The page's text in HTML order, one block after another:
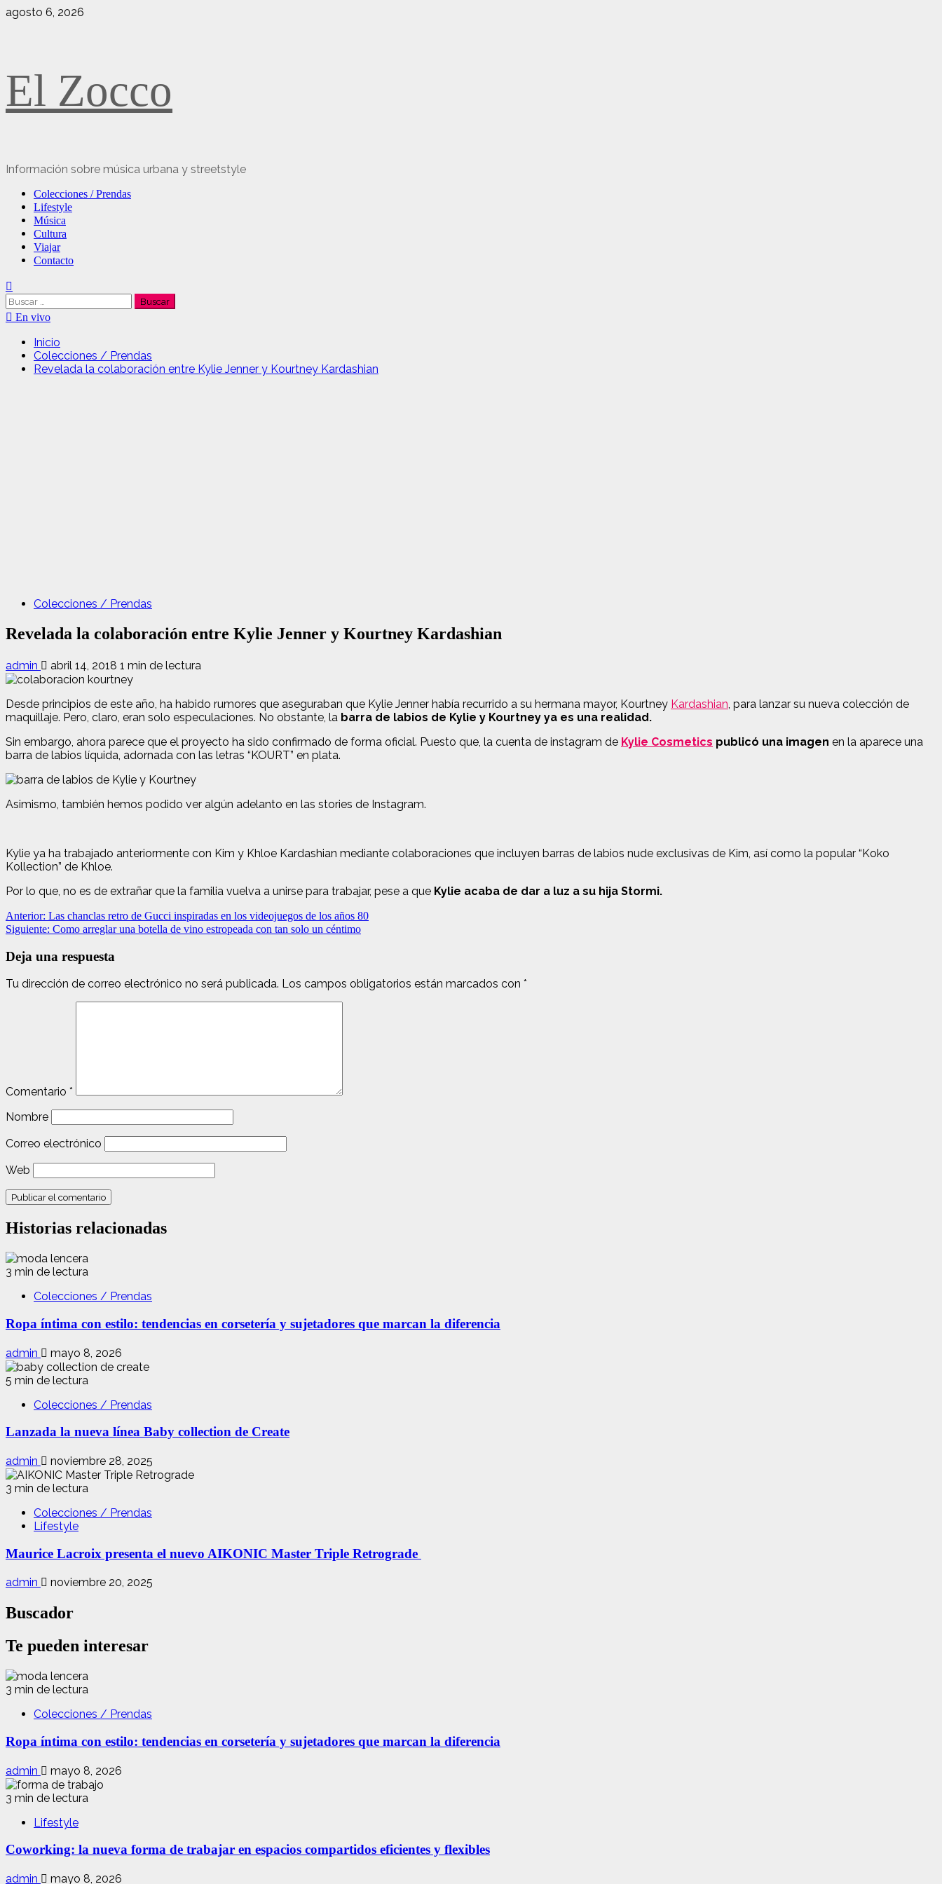
Saltar
agosto 6, 2026
El Zocco
Información sobre música urbana y streetstyle
Menú
principal
Colecciones / Prendas
Lifestyle
Música
Cultura
Viajar
Contacto
Buscar:
En vivo
Inicio
Colecciones / Prendas
Revelada la colaboración entre Kylie Jenner y Kourtney Kardashian
Colecciones / Prendas
Revelada la colaboración entre Kylie Jenner y Kourtney Kardashian
admin abril 14, 2018 1 min de lectura
Desde principios de este año, ha habido rumores que aseguraban que Kylie Jenner había recurrido a su hermana mayor, Kourtney Kardashian, para lanzar su nueva colección de
maquillaje. Pero, claro, eran solo especulaciones. No obstante, la barra de labios de Kylie y Kourtney ya es una realidad.
Sin embargo, ahora parece que el proyecto ha sido confirmado de forma oficial. Puesto que, la cuenta de instagram de Kylie Cosmetics publicó una imagen en la aparece una
barra de labios líquida, adornada con las letras “KOURT” en plata.
Asimismo, también hemos podido ver algún adelanto en las stories de Instagram.
Kylie ya ha trabajado anteriormente con Kim y Khloe Kardashian mediante colaboraciones que incluyen barras de labios nude exclusivas de Kim, así como la popular “Koko
Kollection” de Khloe.
Por lo que, no es de extrañar que la familia vuelva a unirse para trabajar, pese a que Kylie acaba de dar a luz a su hija Stormi.
Navegación
de
entradas
Anterior: Las chanclas retro de Gucci inspiradas en los videojuegos de los años 80
Siguiente: Como arreglar una botella de vino estropeada con tan solo un céntimo
Deja una respuesta
Tu dirección de correo electrónico no será publicada. Los campos obligatorios están marcados con *
Comentario *
Nombre
Correo electrónico
Web
Historias relacionadas
3 min de lectura
Colecciones / Prendas
Ropa íntima con estilo: tendencias en corsetería y sujetadores que marcan la diferencia
admin mayo 8, 2026
5 min de lectura
Colecciones / Prendas
Lanzada la nueva línea Baby collection de Create
admin noviembre 28, 2025
3 min de lectura
Colecciones / Prendas
Lifestyle
Maurice Lacroix presenta el nuevo AIKONIC Master Triple Retrograde
admin noviembre 20, 2025
Buscador
Te pueden interesar
3 min de lectura
Colecciones / Prendas
Ropa íntima con estilo: tendencias en corsetería y sujetadores que marcan la diferencia
admin mayo 8, 2026
3 min de lectura
Lifestyle
Coworking: la nueva forma de trabajar en espacios compartidos eficientes y flexibles
admin mayo 8, 2026